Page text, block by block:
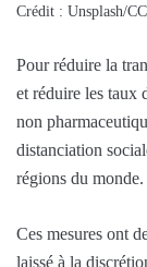
Crédit : Unsplash/
Pour réduire la
et réduire les taux
non
distanciation
régions du monde.
Ces mesures ont
laissé à la